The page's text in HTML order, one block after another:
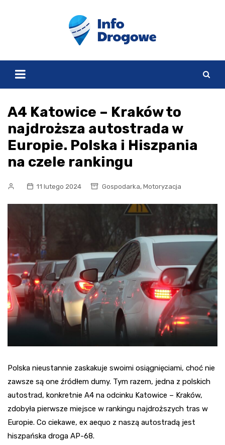
A4 Katowice – Kraków to
najdroższa autostrada w
Europie. Polska i Hiszpania
na czele rankingu
11 lutego 2024 Gospodarka, Motoryzacja
Polska nieustannie zaskakuje swoimi osiągnięciami, choć nie
zawsze są one źródłem dumy. Tym razem, jedna z polskich
autostrad, konkretnie A4 na odcinku Katowice – Kraków,
zdobyła pierwsze miejsce w rankingu najdroższych tras w
Europie. Co ciekawe, ex aequo z naszą autostradą jest
hiszpańska droga AP-68.